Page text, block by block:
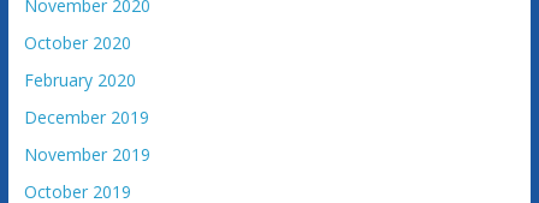
November 2020
October 2020
February 2020
December 2019
November 2019
October 2019